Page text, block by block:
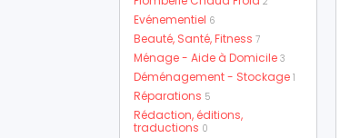
Evénementiel 6
Beauté, Santé, Fitness 7
Ménage - Aide à Domicile 3
Déménagement - Stockage 1
Réparations 5
Rédaction, éditions,
traductions 0